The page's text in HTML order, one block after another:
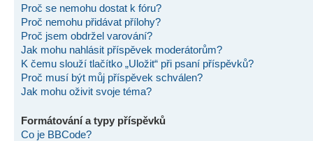
Proč se nemohu dostat k fóru?
Proč nemohu přidávat přílohy?
Proč jsem obdržel varování?
Jak mohu nahlásit příspěvek moderátorům?
K čemu slouží tlačítko „Uložit“ při psaní příspěvků?
Proč musí být můj příspěvek schválen?
Jak mohu oživit svoje téma?
Formátování a typy příspěvků
Co je BBCode?